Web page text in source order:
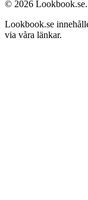
© 2026
Lookbook.se
via våra länkar.